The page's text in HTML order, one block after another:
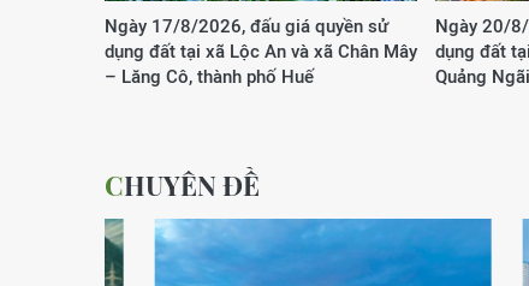
Ngày 17/8/2026, đấu giá quyền sử
dụng đất tại xã Lộc An và xã Chân Mây
– Lăng Cô, thành phố Huế
Ngày 20/
dụng đất
Quảng Ngãi
CHUYÊN ĐỀ